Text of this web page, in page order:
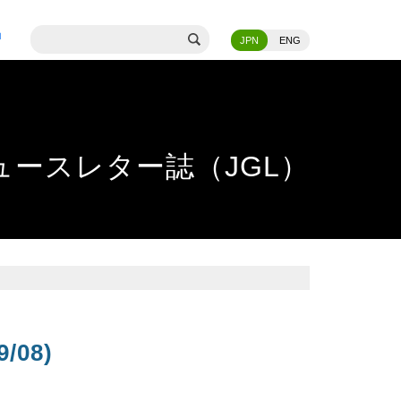
JPN ENG
スレター誌（JGL）
08)